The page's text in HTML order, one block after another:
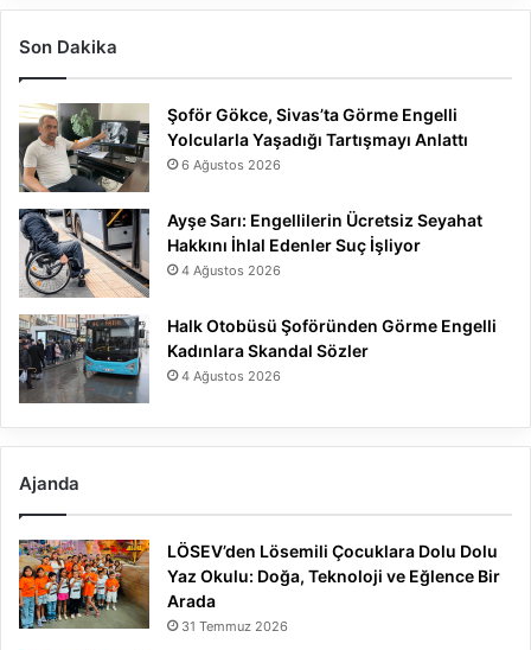
Son Dakika
Şoför Gökce, Sivas’ta Görme Engelli
Yolcularla Yaşadığı Tartışmayı Anlattı
6 Ağustos 2026
Ayşe Sarı: Engellilerin Ücretsiz Seyahat
Hakkını İhlal Edenler Suç İşliyor
4 Ağustos 2026
Halk Otobüsü Şoföründen Görme Engelli
Kadınlara Skandal Sözler
4 Ağustos 2026
Ajanda
LÖSEV’den Lösemili Çocuklara Dolu Dolu
Yaz Okulu: Doğa, Teknoloji ve Eğlence Bir
Arada
31 Temmuz 2026